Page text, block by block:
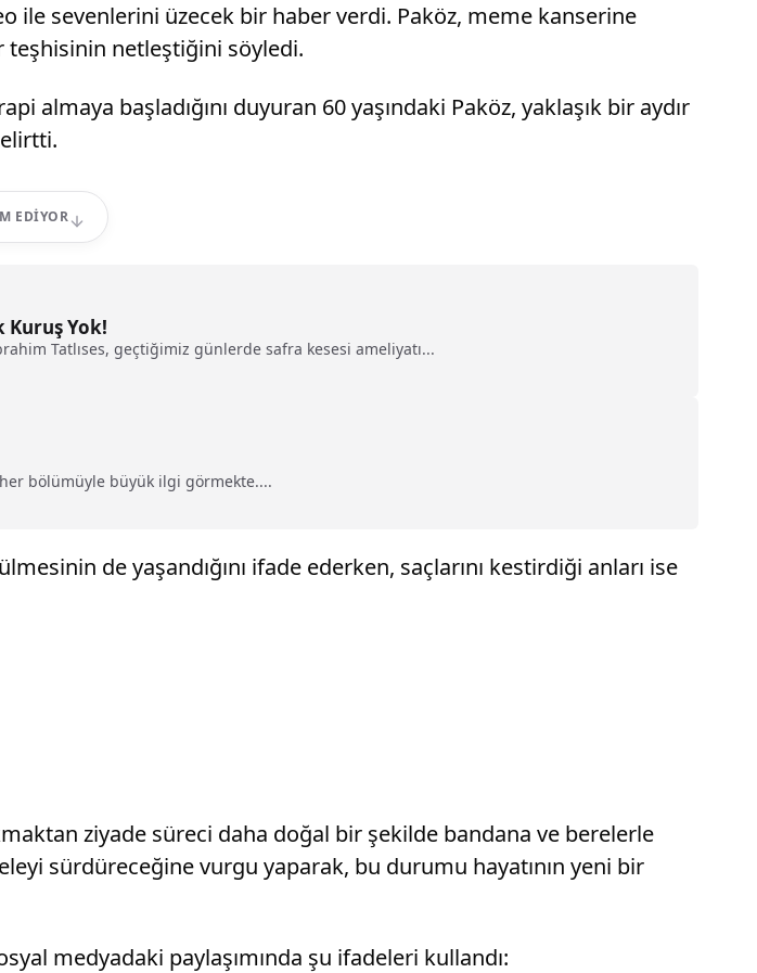
ile sevenlerini üzecek bir haber verdi. Paköz, meme kanserine
teşhisinin netleştiğini söyledi.
almaya başladığını duyuran 60 yaşındaki Paköz, yaklaşık bir aydır
EDIYOR
Kuruş Yok!
Tatlıses, geçtiğimiz günlerde safra kesesi ameliyatı...
her bölümüyle büyük ilgi görmekte....
de yaşandığını ifade ederken, saçlarını kestirdiği anları ise
ziyade süreci daha doğal bir şekilde bandana ve berelerle
sürdüreceğine vurgu yaparak, bu durumu hayatının yeni bir
medyadaki paylaşımında şu ifadeleri kullandı: